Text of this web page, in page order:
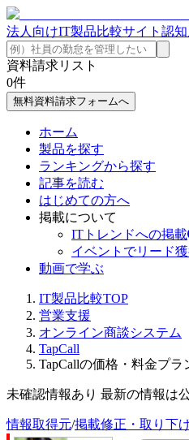
法人向けIT製品比較サイト 認
資料請求リスト
0件
無料資料請求フォームへ
ホーム
製品を探す
ランキングから探す
記事を読む
はじめての方へ
掲載について
ITトレンドへの掲載
イベントでリード
動画で学ぶ
IT製品比較TOP
営業支援
オンライン商談システム
TapCall
TapCallの価格・料金プラ
未確認情報あり 最新の情報は
情報取得元/掲載修正・取り下